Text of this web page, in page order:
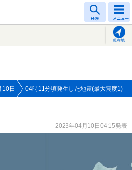
検索 メニュー
現在地
10日 04時11分頃発生した地震(最大震度1)
2023年04月10日04:15発表